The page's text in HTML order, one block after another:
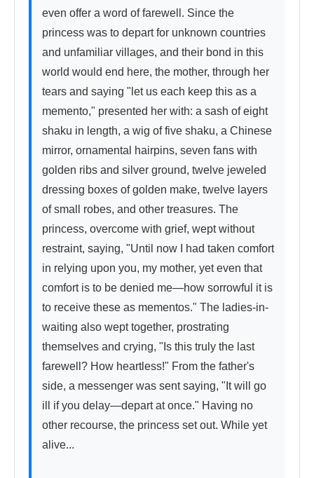
even offer a word of farewell. Since the
princess was to depart for unknown countries
and unfamiliar villages, and their bond in this
world would end here, the mother, through her
tears and saying "let us each keep this as a
memento," presented her with: a sash of eight
shaku in length, a wig of five shaku, a Chinese
mirror, ornamental hairpins, seven fans with
golden ribs and silver ground, twelve jeweled
dressing boxes of golden make, twelve layers
of small robes, and other treasures. The
princess, overcome with grief, wept without
restraint, saying, "Until now I had taken comfort
in relying upon you, my mother, yet even that
comfort is to be denied me—how sorrowful it is
to receive these as mementos." The ladies-in-
waiting also wept together, prostrating
themselves and crying, "Is this truly the last
farewell? How heartless!" From the father's
side, a messenger was sent saying, "It will go
ill if you delay—depart at once." Having no
other recourse, the princess set out. While yet
alive...